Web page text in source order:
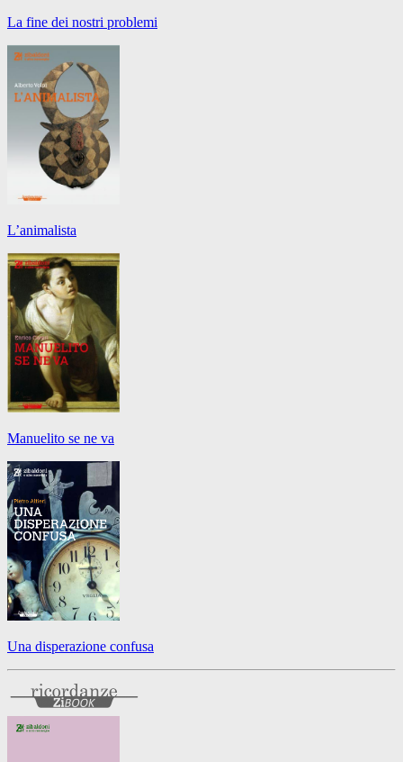
La fine dei nostri problemi
L’animalista
Manuelito se ne va
Una disperazione confusa